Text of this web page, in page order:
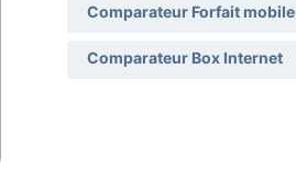
Comparateur Forfait mobile
Comparateur Box Internet